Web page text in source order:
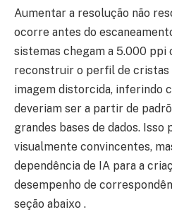
Aumentar a resolução não
ocorre antes do
sistemas chegam a 5.000 ppi
reconstruir o perfil de cristas
imagem distorcida, inferindo
deveriam ser a partir de
grandes bases de dados. Isso
visualmente convincentes,
dependência de IA para a
desempenho de
seção abaixo .